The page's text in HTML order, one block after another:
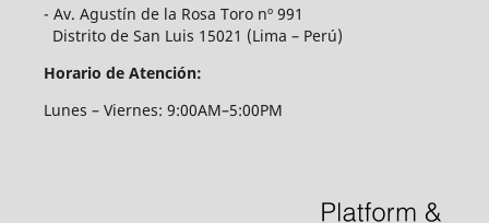
- Av. Agustín de la Rosa Toro nº 991
Distrito de San Luis 15021 (Lima – Perú)
Horario de Atención:
Lunes – Viernes: 9:00AM–5:00PM